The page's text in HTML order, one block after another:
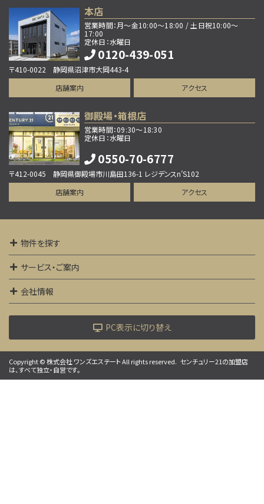
第10位
1,980万円
5ＬＤＫ
歩39分
函南町上沢中古戸建。 自然に囲まれた静かな、函南…
本店
営業時間：月～金10:00～18:00 / 土日祝10:00～
17:00
定休日：水曜日
0120-439-051
〒410-0022 静岡県沼津市大岡443-4
店舗案内
アクセス
御殿場・箱根店
営業時間：09:30～18:30
定休日：水曜日
0550-70-6777
〒412-0045 静岡県御殿場市川島田136-1 レジデンスn’S102
店舗案内
アクセス
物件を探す
サービス・ご案内
会社情報
PC表示に切り替え
Copyright © 株式会社 ワンズエステート All rights reserved. センチュリー21の加盟店
は、すべて独立・自営です。